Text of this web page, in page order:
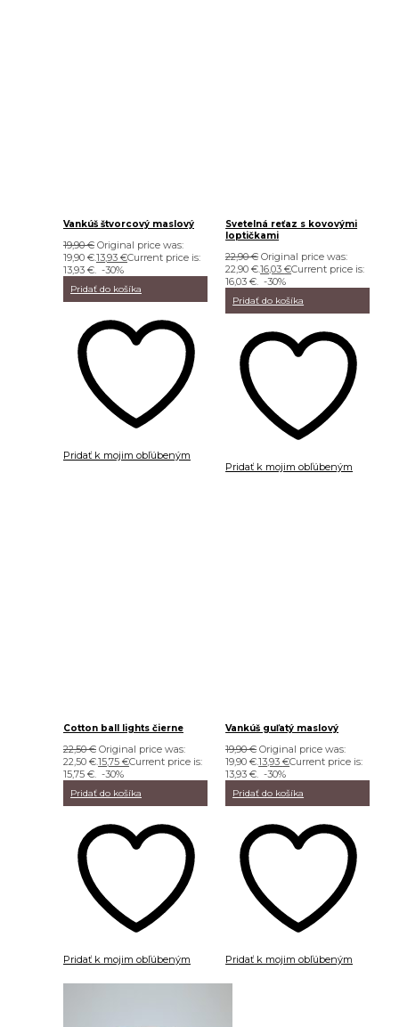
Vankúš štvorcový maslový
19,90€ Original price was:
19,90 €.13,93 €Current price is:
13,93 €. -30%
Pridať do košíka
Pridať k mojim obľúbeným
Svetelná reťaz s kovovými
loptičkami
22,90€ Original price was:
22,90 €.16,03€Current price is:
16,03 €. -30%
Pridať do košíka
Pridať k mojim obľúbeným
Cotton ball lights čierne
22,50€ Original price was:
22,50 €.15,75 €Current price is:
15,75 €. -30%
Pridať do košíka
Pridať k mojim obľúbeným
Vankúš guľatý maslový
19,90€ Original price was:
19,90 €.13,93€Current price is:
13,93 €. -30%
Pridať do košíka
Pridať k mojim obľúbeným